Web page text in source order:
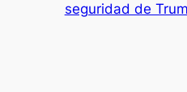
seguridad de